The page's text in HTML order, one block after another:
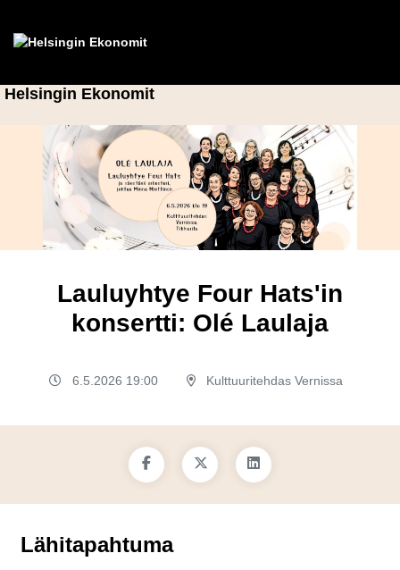
Helsingin Ekonomit
Lauluyhtye Four Hats'in
konsertti: Olé Laulaja
6.5.2026 19:00 Kulttuuritehdas Vernissa
Lähitapahtuma